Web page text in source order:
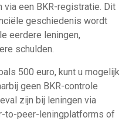
een BKR-registratie. Dit
geschiedenis wordt
eerdere leningen,
schulden.
500 euro, kunt u mogelijk
geen BKR-controle
zijn bij leningen via
to-peer-leningplatforms of